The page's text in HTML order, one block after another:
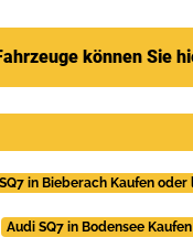
können Sie
in Bieberach Kaufen oder
Audi SQ7 in Bodensee